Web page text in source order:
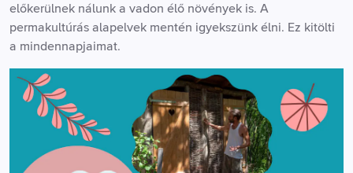
előkerülnek nálunk a vadon élő növények is. A
permakultúrás alapelvek mentén igyekszünk élni. Ez kitölti
a mindennapjaimat.